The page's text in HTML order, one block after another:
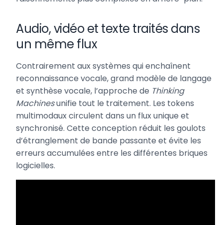
Audio, vidéo et texte traités dans
un même flux
Contrairement aux systèmes qui enchaînent
reconnaissance vocale, grand modèle de langage
et synthèse vocale, l’approche de Thinking
Machinesunifie tout le traitement. Les tokens
multimodaux circulent dans un flux unique et
synchronisé. Cette conception réduit les goulots
d’étranglement de bande passante et évite les
erreurs accumulées entre les différentes briques
logicielles.